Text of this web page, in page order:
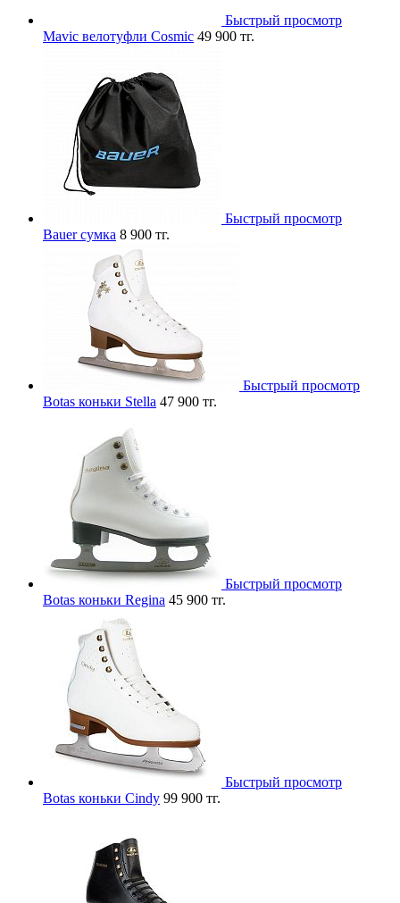
Быстрый просмотр
Mavic велотуфли Cosmic 49 900 тг.
Быстрый просмотр
Bauer сумка 8 900 тг.
Быстрый просмотр
Botas коньки Stella 47 900 тг.
Быстрый просмотр
Botas коньки Regina 45 900 тг.
Быстрый просмотр
Botas коньки Cindy 99 900 тг.